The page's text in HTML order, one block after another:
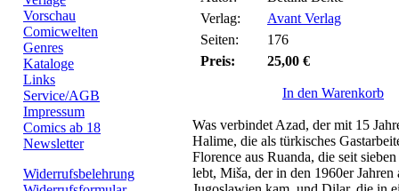
Vorschau
Comicwelten
Genres
Kataloge
Links
Service/AGB
Impressum
Comics ab 18
Newsletter
Widerrufsbelehrung
Verlag:
Avant Verlag
Seiten:
176
Preis:
25,00 €
In den Warenkorb
Was verbindet Azad, der mit 15
Halime, die als türkisches
Florence aus Ruanda, die seit
lebt, Miša, der in den 1960er Jahren